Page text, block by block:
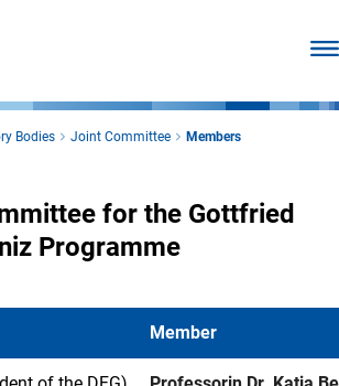
Bodies Joint Committee Members
for the Gottfried
Programme
Member